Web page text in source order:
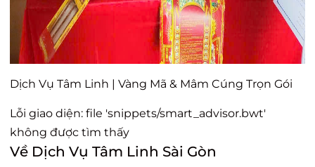
Dịch Vụ Tâm Linh | Vàng Mã & Mâm Cúng Trọn Gói
Lỗi giao diện: file 'snippets/smart_advisor.bwt'
không được tìm thấy
Về Dịch Vụ Tâm Linh Sài Gòn